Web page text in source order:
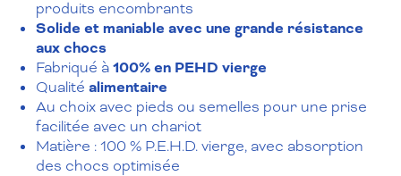
produits encombrants
Solide et maniable avec une grande résistance
aux chocs
Fabriqué à100% en PEHD vierge
Qualité alimentaire
Au choix avec pieds ou semelles pour une prise
facilitée avec un chariot
Matière : 100 % P.E.H.D. vierge, avec absorption
des chocs optimisée